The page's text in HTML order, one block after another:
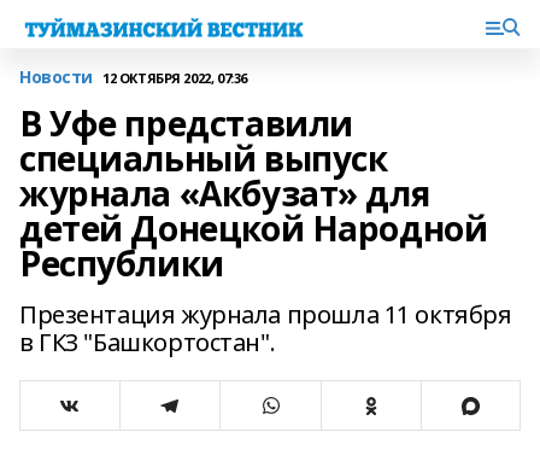
Новости 12 ОКТЯБРЯ 2022, 07:36
В Уфе представили
специальный выпуск
журнала «Акбузат» для
детей Донецкой Народной
Республики
Презентация журнала прошла 11 октября
в ГКЗ "Башкортостан".